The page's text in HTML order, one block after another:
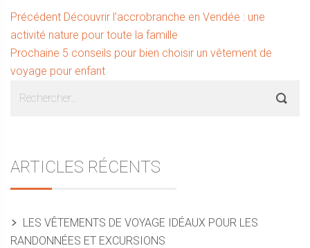
Navigation
de
l’article
Précédent Article
précédent :
Découvrir l’accrobranche en Vendée : une
activité nature pour toute la famille
Prochaine Article
suivant :
5 conseils pour bien choisir un vêtement de
voyage pour enfant
Sidebar
ARTICLES RÉCENTS
LES VÊTEMENTS DE VOYAGE IDÉAUX POUR LES
RANDONNÉES ET EXCURSIONS